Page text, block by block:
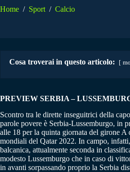
Home / Sport / Calcio
Cosa troverai in questo articolo:
PREVIEW SERBIA –
Scontro tra le dirette inseguitrici della
parole povere è Serbia-Lussemburgo, in
alle 18 per la quinta giornata del girone
mondiali del Qatar 2022. In campo,
balcanica, attualmente seconda in
modesto Lussemburgo che in caso di
in avanti sorpassando proprio la Serbia